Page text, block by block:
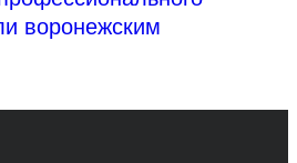
воронежским